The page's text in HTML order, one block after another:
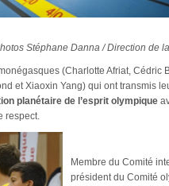
Stéphane Danna / Direction de
(Charlotte Afriat, Cédric
et Xiaoxin Yang) qui ont transmis
planétaire de l’esprit olympique
respect.
Membre du Comité
président du Comité